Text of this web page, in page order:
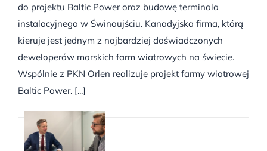
do projektu Baltic Power oraz budowę terminala
instalacyjnego w Świnoujściu. Kanadyjska firma, którą
kieruje jest jednym z najbardziej doświadczonych
deweloperów morskich farm wiatrowych na świecie.
Wspólnie z PKN Orlen realizuje projekt farmy wiatrowej
Baltic Power. [...]